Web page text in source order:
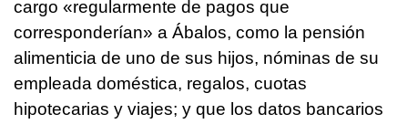
cargo «regularmente de pagos que
corresponderían» a Ábalos, como la pensión
alimenticia de uno de sus hijos, nóminas de su
empleada doméstica, regalos, cuotas
hipotecarias y viajes; y que los datos bancarios